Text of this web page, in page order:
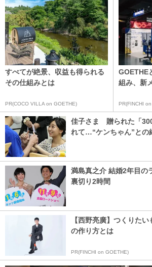
すべてが絶景、収益も得られる
その仕組みとは
PR(COCO VILLA on GOETHE)
GOETHE
組み、新
PR(FINCHI
佳子さま 贈られた「
れて…“ケンちゃん”との
満島真之介 結婚2年目の
裏切り2時間
【西野亮廣】つくりた
の作り方とは
PR(FINCHI on GOETHE)